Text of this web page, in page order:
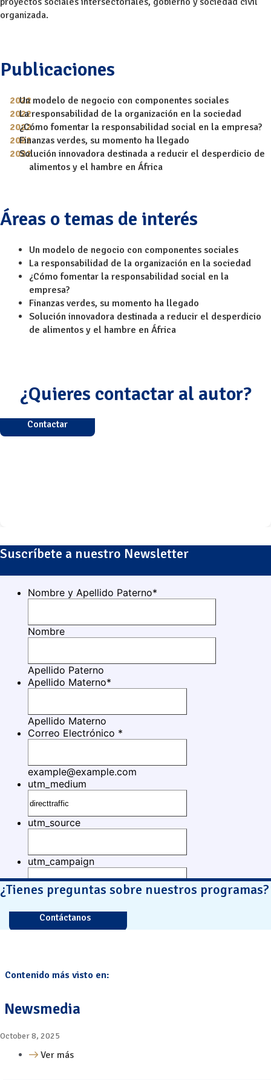
organizada.
Publicaciones
Un modelo de negocio con componentes sociales
La responsabilidad de la organización en la sociedad
¿Cómo fomentar la responsabilidad social en la empresa?
Finanzas verdes, su momento ha llegado
Solución innovadora destinada a reducir el desperdicio de
alimentos y el hambre en África
Áreas o temas de interés
Un modelo de negocio con componentes sociales
La responsabilidad de la organización en la sociedad
¿Cómo fomentar la responsabilidad social en la
empresa?
Finanzas verdes, su momento ha llegado
Solución innovadora destinada a reducir el desperdicio
de alimentos y el hambre en África
¿Quieres contactar al autor?
Contactar
Suscríbete a nuestro Newsletter
¿Tienes preguntas sobre nuestros programas?
Contáctanos
Contenido más visto en:
Newsmedia
October 8, 2025
Ver más